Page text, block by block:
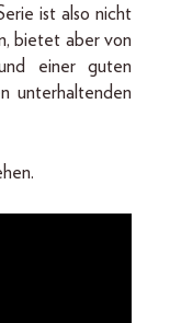
ist also nicht
bietet aber von
und einer guten
unterhaltenden